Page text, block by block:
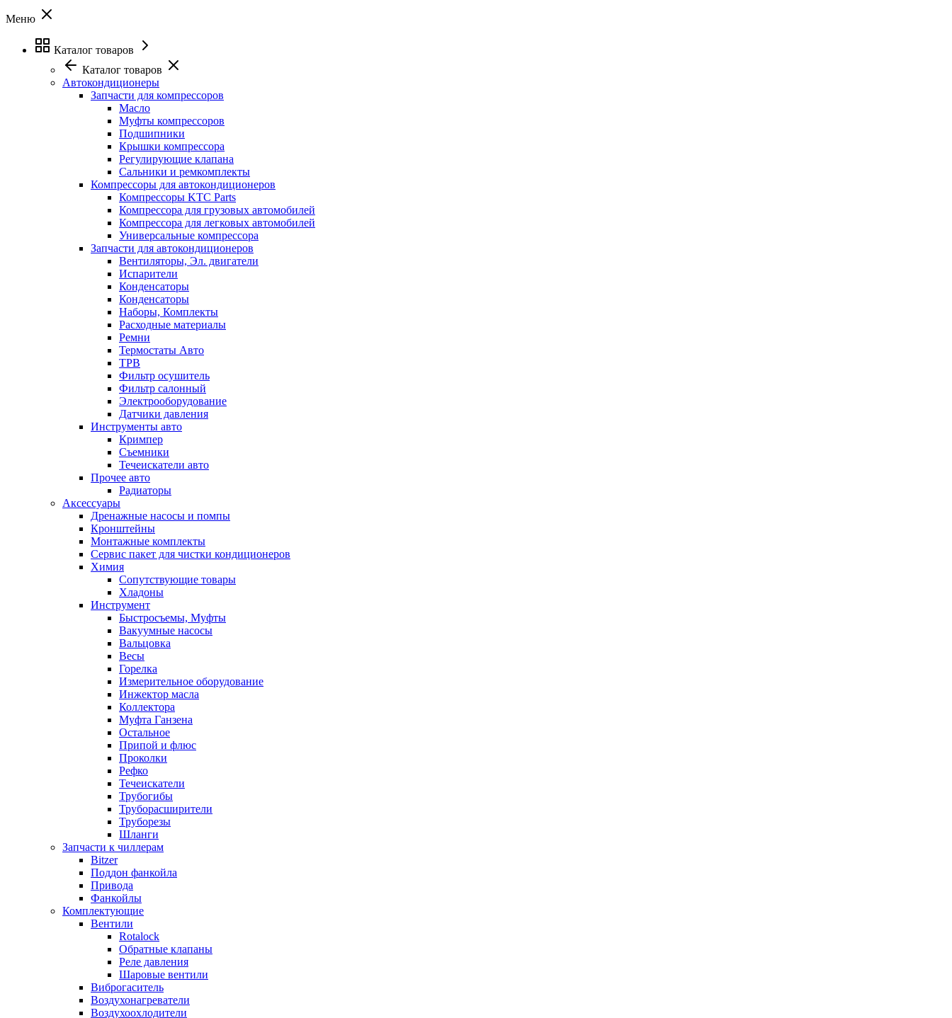
Меню
Каталог товаров
Каталог товаров
Автокондиционеры
Запчасти для компрессоров
Масло
Муфты компрессоров
Подшипники
Крышки компрессора
Регулирующие клапана
Сальники и ремкомплекты
Компрессоры для автокондиционеров
Компрессоры KTC Parts
Компрессора для грузовых автомобилей
Компрессора для легковых автомобилей
Универсальные компрессора
Запчасти для автокондиционеров
Вентиляторы, Эл. двигатели
Испарители
Конденсаторы
Конденсаторы
Наборы, Комплекты
Расходные материалы
Ремни
Термостаты Авто
ТРВ
Фильтр осушитель
Фильтр салонный
Электрооборудование
Датчики давления
Инструменты авто
Кримпер
Съемники
Течеискатели авто
Прочее авто
Радиаторы
Аксессуары
Дренажные насосы и помпы
Кронштейны
Монтажные комплекты
Сервис пакет для чистки кондиционеров
Химия
Сопутствующие товары
Хладоны
Инструмент
Быстросъемы, Муфты
Вакуумные насосы
Вальцовка
Весы
Горелка
Измерительное оборудование
Инжектор масла
Коллектора
Муфта Ганзена
Остальное
Припой и флюс
Проколки
Рефко
Течеискатели
Трубогибы
Труборасширители
Труборезы
Шланги
Запчасти к чиллерам
Bitzer
Поддон фанкойла
Привода
Фанкойлы
Комплектующие
Вентили
Rotalock
Обратные клапаны
Реле давления
Шаровые вентили
Виброгаситель
Воздухонагреватели
Воздухоохлодители